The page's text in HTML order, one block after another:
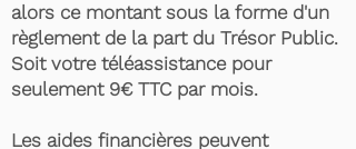
alors ce montant sous la forme d'un
règlement de la part du Trésor Public.
Soit votre téléassistance pour
seulement 9€ TTC par mois.
Les aides financières peuvent